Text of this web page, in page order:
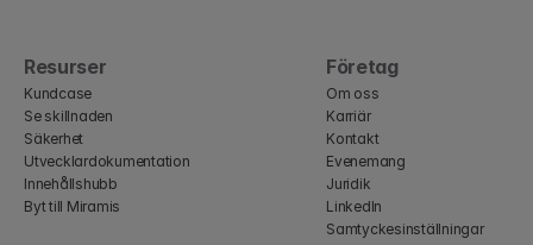
Resurser
Kundcase
Se skillnaden
Säkerhet
Utvecklardokumentation
Innehållshubb
Byt till Miramis
Företag
Om oss
Karriär
Kontakt
Evenemang
Juridik
LinkedIn
Samtyckesinställningar